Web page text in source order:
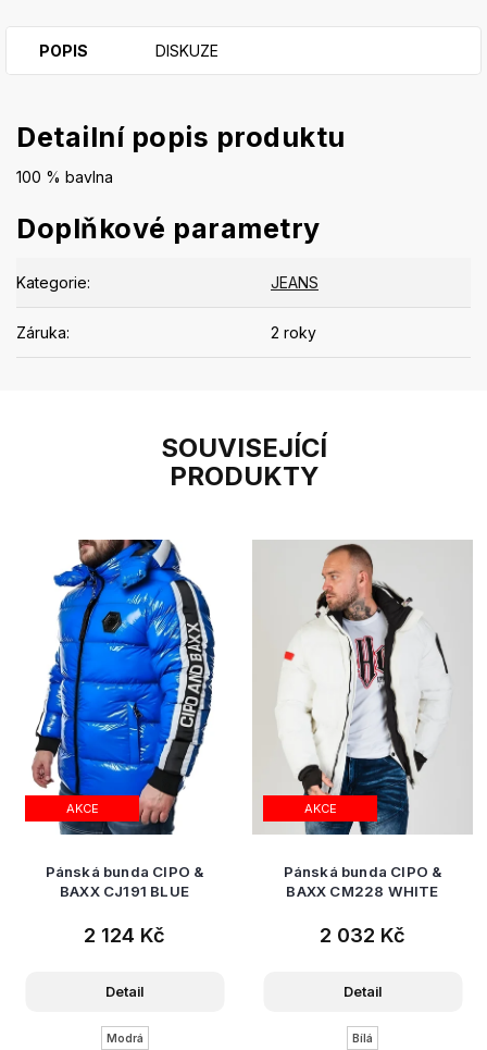
SOUVISEJÍCÍ
PRODUKTY
AKCE
Pánská bunda CIPO &
BAXX CJ191 BLUE
2 124 Kč
Detail
Modrá
AKCE
Pánská bunda CIPO &
BAXX CM228 WHITE
2 032 Kč
Detail
Bílá
POPIS DISKUZE
Detailní popis produktu
100 % bavlna
Doplňkové parametry
Kategorie: JEANS
Záruka: 2 roky